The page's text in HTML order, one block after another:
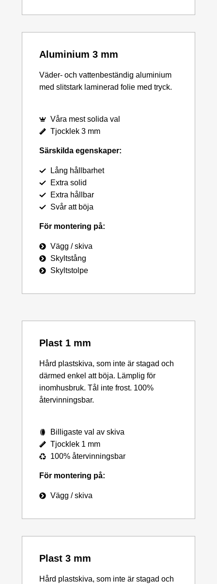
Aluminium 3 mm
Väder- och vattenbeständig aluminium
med slitstark laminerad folie med tryck.
Våra mest solida val
Tjocklek 3 mm
Särskilda egenskaper:
Lång hållbarhet
Extra solid
Extra hållbar
Svår att böja
För montering på:
Vägg / skiva
Skyltstång
Skyltstolpe
Plast 1 mm
Hård plastskiva, som inte är stagad och
därmed enkel att böja. Lämplig för
inomhusbruk. Tål inte frost. 100%
återvinningsbar.
Billigaste val av skiva
Tjocklek 1 mm
100% återvinningsbar
För montering på:
Vägg / skiva
Plast 3 mm
Hård plastskiva, som inte är stagad och